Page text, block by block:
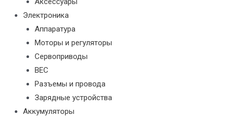
Электроника
Аппаратура
Моторы и регуляторы
Сервоприводы
BEC
Разъемы и провода
Зарядные устройства
Аккумуляторы